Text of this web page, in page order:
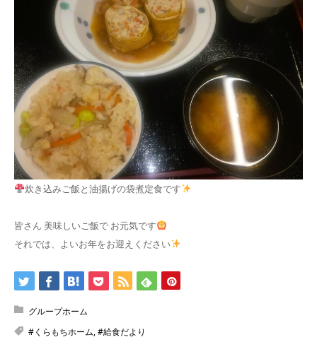
炊き込みご飯と油揚げの袋煮定食です
皆さん 美味しいご飯で お元気です
それでは、よいお年をお迎えください
グループホーム
#くらもちホーム,#給食だより